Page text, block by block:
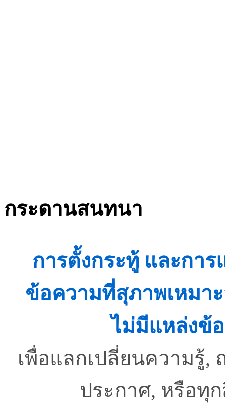
กระดานสนทนา
การตั้งกระทู้ และกา
ข้อความที่สุภาพเหมา
ไม่มีแหล่งข้
เพื่อแลกเปลี่ยนความรู้
ประกาศ, หรือทุ